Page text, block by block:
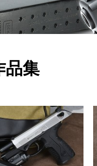
品集